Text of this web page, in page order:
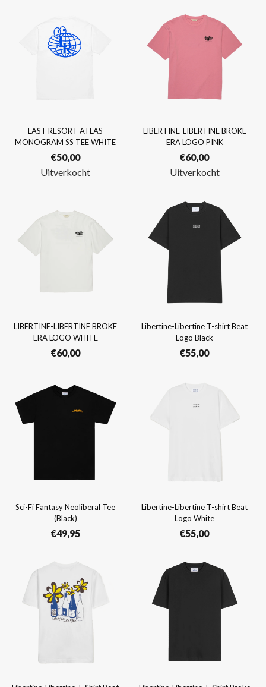
LAST RESORT ATLAS
MONOGRAM SS TEE WHITE
€50,00
Uitverkocht
LIBERTINE-LIBERTINE BROKE
ERA LOGO PINK
€60,00
Uitverkocht
LIBERTINE-LIBERTINE BROKE
ERA LOGO WHITE
€60,00
Libertine-Libertine T-shirt Beat
Logo Black
€55,00
Sci-Fi Fantasy Neoliberal Tee
(Black)
€49,95
Libertine-Libertine T-shirt Beat
Logo White
€55,00